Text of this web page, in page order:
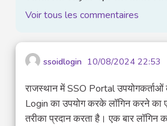
Voir tous les commentaires
ssoidlogin 10/08/2024 22:53
राजस्थान में SSO Portal
Login का उपयोग करके लॉगिन करने
तरीका प्रदान करता है। एक बार लॉगिन